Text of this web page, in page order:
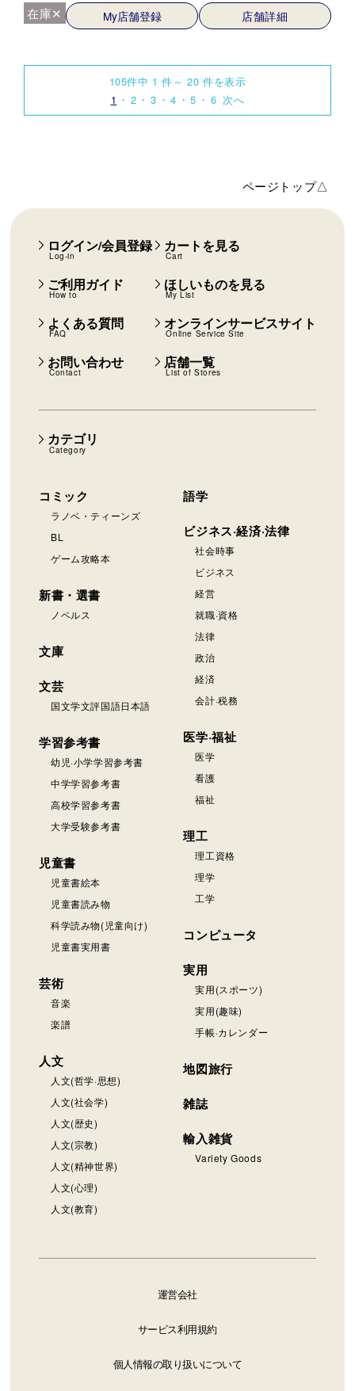
在庫✕ My店舗登録 店舗詳細
105件中 1 件～ 20 件を表示
1
2 3 4 5 6 次へ
ページトップ△
カテゴリ
Category
コミック
ラノベ・ティーンズ
BL
ゲーム攻略本
新書・選書
ノベルス
文庫
文芸
国文学文評国語日本語
学習参考書
幼児·小学学習参考書
中学学習参考書
高校学習参考書
大学受験参考書
児童書
児童書絵本
児童書読み物
科学読み物(児童向け)
児童書実用書
芸術
音楽
楽譜
人文
人文(哲学·思想)
人文(社会学)
人文(歴史)
人文(宗教)
人文(精神世界)
人文(心理)
人文(教育)
語学
ビジネス·経済·法律
社会時事
ビジネス
経営
就職·資格
法律
政治
経済
会計·税務
医学·福祉
医学
看護
福祉
理工
理工資格
理学
工学
コンピュータ
実用
実用(スポーツ)
実用(趣味)
手帳·カレンダー
地図旅行
雑誌
輸入雑貨
Variety Goods
ログイン/会員登録
Log-in
カートを見る
Cart
ご利用ガイド
How to
ほしいものを見る
My List
よくある質問
FAQ
オンラインサービスサイト
Online Service Site
お問い合わせ
Contact
店舗一覧
List of Stores
運営会社
サービス利用規約
個人情報の取り扱いについて